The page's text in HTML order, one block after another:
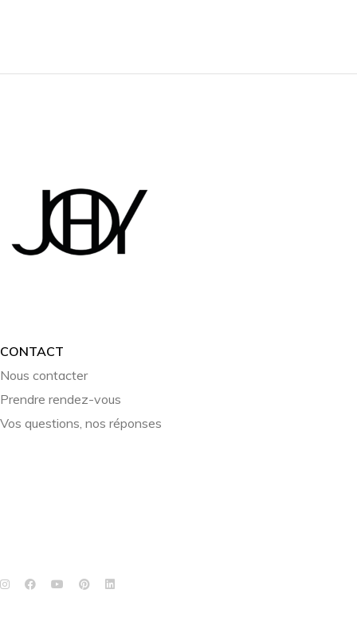
CONTACT
Nous contacter
Prendre rendez-vous
Vos questions, nos réponses